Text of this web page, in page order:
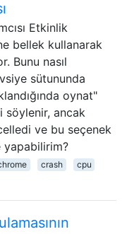
Etkinlik
bellek kullanarak
Bunu nasıl
sütununda
oynat"
söylenir, ancak
ve bu seçenek
yapabilirim?
crash
cpu